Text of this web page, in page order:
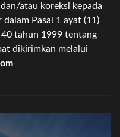
atau koreksi kepada
dalam Pasal 1 ayat (11)
tahun 1999 tentang
dikirimkan melalui